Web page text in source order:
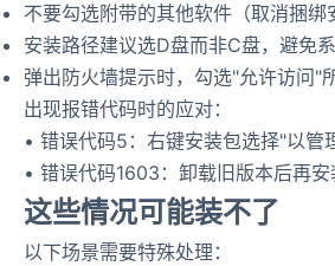
不要勾选附带的其他软件（取消捆绑
安装路径建议选D盘而非C盘，避免
弹出防火墙提示时，勾选"允许访问"
出现报错代码时的应对：
• 错误代码5：右键安装包选择"以管
• 错误代码1603：卸载旧版本后再安
这些情况可能装不了
以下场景需要特殊处理：